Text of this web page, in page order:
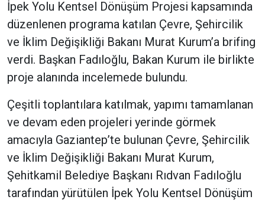
İpek Yolu Kentsel Dönüşüm Projesi kapsamında
düzenlenen programa katılan Çevre, Şehircilik
ve İklim Değişikliği Bakanı Murat Kurum’a brifing
verdi. Başkan Fadıloğlu, Bakan Kurum ile birlikte
proje alanında incelemede bulundu.
Çeşitli toplantılara katılmak, yapımı tamamlanan
ve devam eden projeleri yerinde görmek
amacıyla Gaziantep’te bulunan Çevre, Şehircilik
ve İklim Değişikliği Bakanı Murat Kurum,
Şehitkamil Belediye Başkanı Rıdvan Fadıloğlu
tarafından yürütülen İpek Yolu Kentsel Dönüşüm